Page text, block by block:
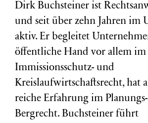
Dirk Buchsteiner ist
und seit über zehn Jahren im
aktiv. Er begleitet
öffentliche Hand vor allem im
Immissionsschutz- und
Kreislaufwirtschaftsrecht, hat
reiche Erfahrung im Planungs-
Bergrecht. Buchsteiner führt